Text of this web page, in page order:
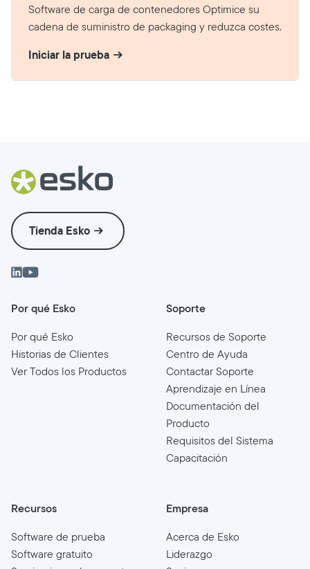
Software de carga de contenedores Optimice su
cadena de suministro de packaging y reduzca costes.
Iniciar la prueba
Tienda Esko
Por qué Esko
Por qué Esko
Historias de Clientes
Ver Todos los Productos
Soporte
Recursos de Soporte
Centro de Ayuda
Contactar Soporte
Aprendizaje en Línea
Documentación del
Producto
Requisitos del Sistema
Capacitación
Recursos
Software de prueba
Software gratuito
Empresa
Acerca de Esko
Liderazgo